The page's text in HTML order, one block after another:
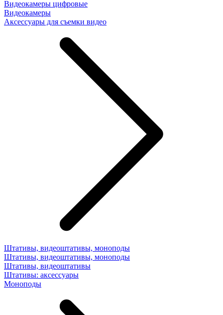
Видеокамеры цифровые
Видеокамеры
Аксессуары для съемки видео
Штативы, видеоштативы, моноподы
Штативы, видеоштативы, моноподы
Штативы, видеоштативы
Штативы: аксессуары
Моноподы